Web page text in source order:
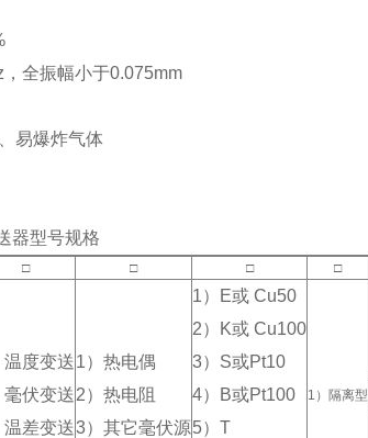
全振幅小于0.075mm
易爆炸气体
器型号规格
□ □ □ □
温度变送
毫伏变送
温差变送
1）热电偶
2）热电阻
3）其它毫伏源
1）E或 Cu50
2）K或 Cu100
3）S或Pt10
4）B或Pt100
5）T
1）隔离型